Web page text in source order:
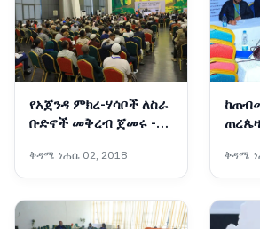
የአጀንዳ ምክረ-ሃሳቦች ለስራ
ቡድኖች መቅረብ ጀመሩ -
ኮሚሽን
ቅዳሜ ነሐሴ 02, 2018 ቅዳሜ